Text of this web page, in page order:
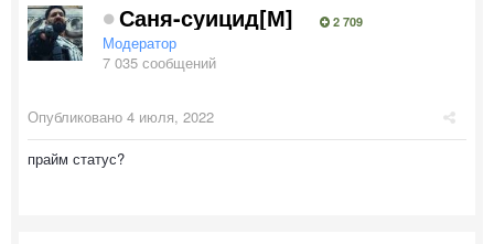
Саня-суицид[М] 2 709
Модератор
7 035 сообщений
Опубликовано 4 июля, 2022
прайм статус?